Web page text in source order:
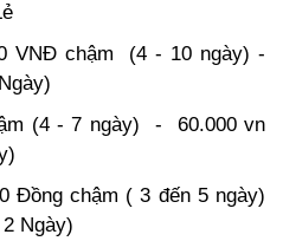
VNĐ chậm (4 - 10 ngày) -
(4 - 7 ngày) - 60.000 vn
Đồng chậm ( 3 đến 5 ngày)
Ngày)